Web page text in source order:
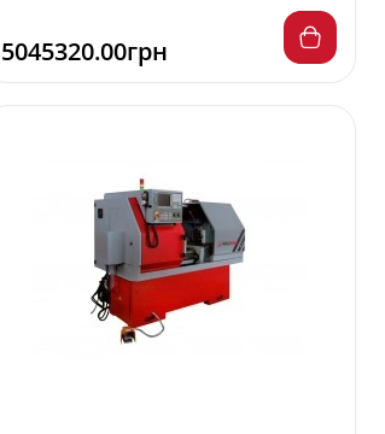
5045320.00грн